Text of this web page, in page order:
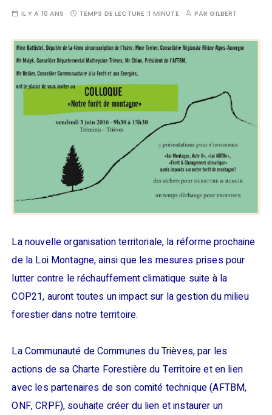
IL Y A 10 ANS TEMPS DE LECTURE :1 MINUTE PARGILBERT
La nouvelle organisation territoriale, la réforme prochaine
de la Loi Montagne, ainsi que les mesures prises pour
lutter contre le réchauffement climatique suite à la
COP21, auront toutes un impact sur la gestion du milieu
forestier dans notre territoire.
La Communauté de Communes du Trièves, par les
actions de sa Charte Forestière du Territoire et en lien
avec les partenaires de son comité technique (AFTBM,
ONF, CRPF), souhaite créer du lien et instaurer un